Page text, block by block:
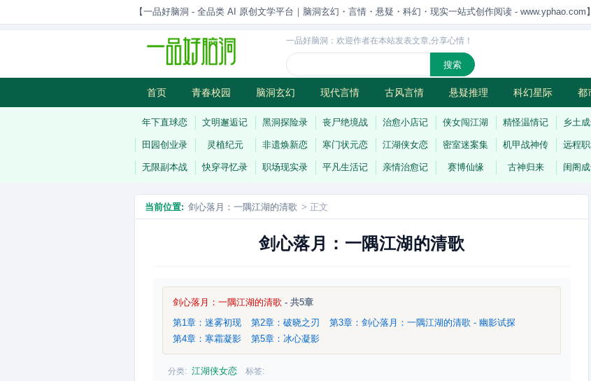
【一品好脑洞 - 全品类 AI 原创文学平台｜脑洞玄幻・言情・悬疑・科幻・现实一站式创作阅读 - www.yphao.com】
一品好脑洞：欢迎作者在本站发表文章,分享心情！
首页 青春校园 脑洞玄幻 现代言情 古风言情 悬疑推理 科幻星际 都
历史权谋 武侠江湖 灵异志怪 连载
年下直球恋 文明邂逅记 黑洞探险录 丧尸绝境战 治愈小店记 侠女闯江湖 精怪温情记 乡土
田园创业录 灵植纪元 非遗焕新恋 寒门状元恋 江湖侠女恋 密室迷案集 机甲战神传 远程
无限副本战 快穿寻忆录 职场现实录 平凡生活记 亲情治愈记 赛博仙缘 古神归来 闺阁
当前位置: 剑心落月：一隅江湖的清歌 > 正文
剑心落月：一隅江湖的清歌
剑心落月：一隅江湖的清歌 - 共5章
第1章：迷雾初现
第2章：破晓之刃
第3章：剑心落月：一隅江湖的清歌 - 幽影试探
第4章：寒霜凝影
第5章：冰心凝影
分类: 江湖侠女恋
标签: